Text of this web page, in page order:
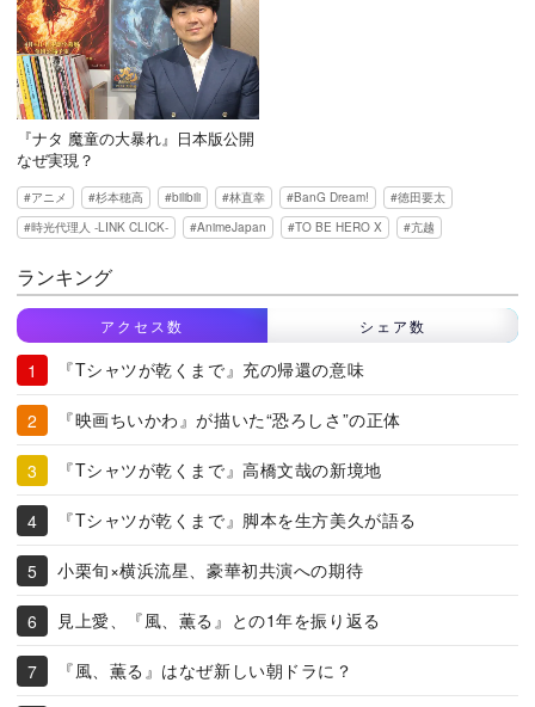
『ナタ 魔童の大暴れ』日本版公開
なぜ実現？
アニメ 杉本穂高 bilibili 林直幸 BanG Dream!
徳田要太
時光代理人 -LINK CLICK-
AnimeJapan TO BE HERO X 亢越
ランキング
アクセス数 シェア数
『Tシャツが乾くまで』充の帰還の意味
『映画ちいかわ』が描いた“恐ろしさ”の正体
『Tシャツが乾くまで』高橋文哉の新境地
『Tシャツが乾くまで』脚本を生方美久が語る
小栗旬×横浜流星、豪華初共演への期待
見上愛、『風、薫る』との1年を振り返る
『風、薫る』はなぜ新しい朝ドラに？